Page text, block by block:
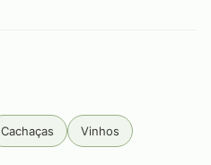
Cachaças Vinhos